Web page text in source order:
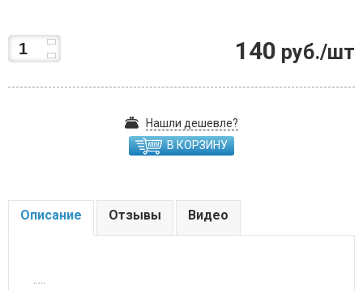
140 руб./шт
Нашли дешевле?
В КОРЗИНУ
Описание Отзывы Видео